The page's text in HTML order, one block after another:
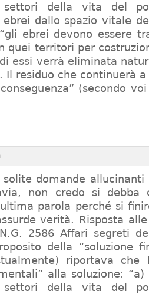
della vita del
dallo spazio vitale
ebrei devono essere
quei territori per
essi verrà eliminata
Il residuo che continuerà
(secondo
solite domande
non credo si debba
parola perché si
verità. Risposta
2586 Affari segreti
della “soluzione
riportava che
alla soluzione:
della vita del